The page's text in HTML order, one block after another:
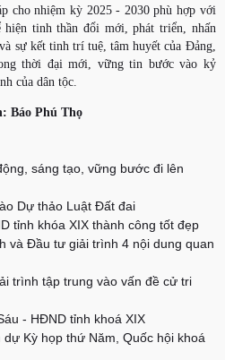
cho nhiệm kỳ 2025 - 2030 phù hợp với
hiện tinh thần đổi mới, phát triển, nhấn
sự kết tinh trí tuệ, tâm huyết của Đảng,
thời đại mới, vững tin bước vào kỷ
của dân tộc.
Báo Phú Thọ
sáng tạo, vững bước đi lên
Dự thảo Luật Đất đai
tỉnh khóa XIX thành công tốt đẹp
và Đầu tư giải trình 4 nội dung quan
trình tập trung vào vấn đề cử tri
- HĐND tỉnh khoá XIX
Kỳ họp thứ Năm, Quốc hội khoá